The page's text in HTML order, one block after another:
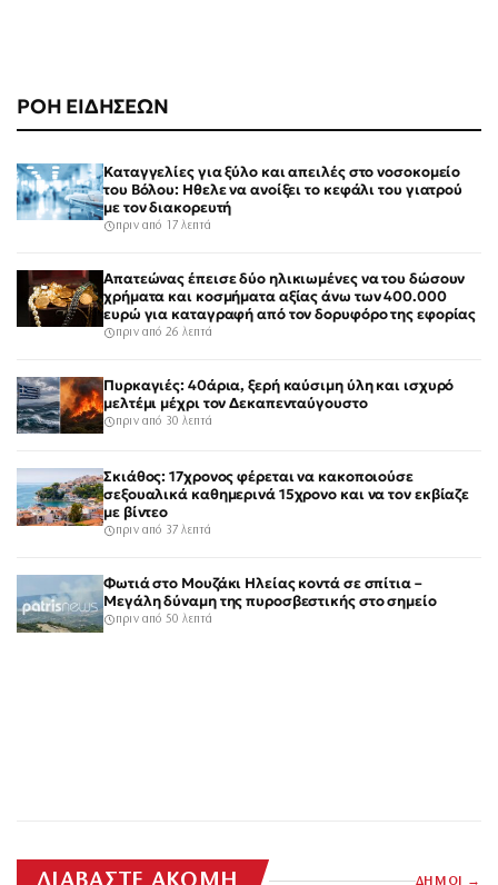
ΡΟΗ ΕΙΔΗΣΕΩΝ
Καταγγελίες για ξύλο και απειλές στο νοσοκομείο
του Βόλου: Ηθελε να ανοίξει το κεφάλι του γιατρού
με τον διακορευτή
πριν από 17 λεπτά
Απατεώνας έπεισε δύο ηλικιωμένες να του δώσουν
χρήματα και κοσμήματα αξίας άνω των 400.000
ευρώ για καταγραφή από τον δορυφόρο της εφορίας
πριν από 26 λεπτά
Πυρκαγιές: 40άρια, ξερή καύσιμη ύλη και ισχυρό
μελτέμι μέχρι τον Δεκαπενταύγουστο
πριν από 30 λεπτά
Σκιάθος: 17χρονος φέρεται να κακοποιούσε
σεξουαλικά καθημερινά 15χρονο και να τον εκβίαζε
με βίντεο
πριν από 37 λεπτά
Φωτιά στο Μουζάκι Ηλείας κοντά σε σπίτια –
Μεγάλη δύναμη της πυροσβεστικής στο σημείο
πριν από 50 λεπτά
ΔΗΜΟΙ